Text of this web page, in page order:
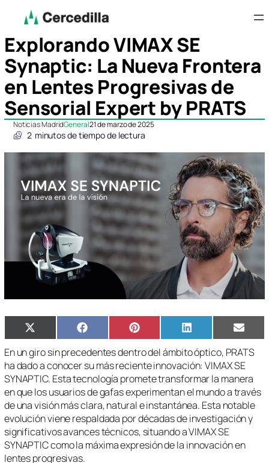
Explorando VIMAX SE
Synaptic: La Nueva Frontera
en Lentes Progresivas de
Sensorial Expert by PRATS
Noticias MadridGeneral21 de marzo de 2025
2 minutos de tiempo de lectura
Compartir
en
X
(Twitter)
Compartir
en
Facebook Compartir
en
Pinterest Compartir
en
LinkedIn
en
Email
En un giro sin precedentes dentro del ámbito óptico, PRATS
ha dado a conocer su más reciente innovación: VIMAX SE
SYNAPTIC. Esta tecnología promete transformar la manera
en que los usuarios de gafas experimentan el mundo a través
de una visión más clara, natural e instantánea. Esta notable
evolución viene respaldada por décadas de investigación y
significativos avances técnicos, situando a VIMAX SE
SYNAPTIC como la máxima expresión de la innovación en
lentes progresivas.